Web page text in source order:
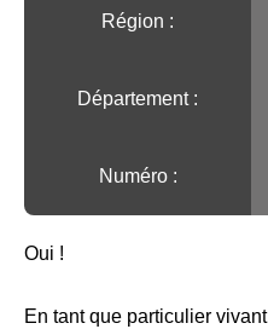
Région :️
Département :
Numéro :
Oui !
En tant que particulier